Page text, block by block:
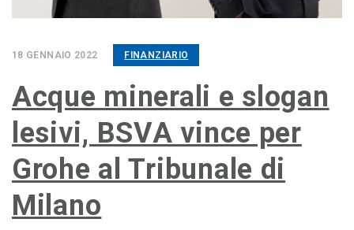
18 GENNAIO 2022 FINANZIARIO
Acque minerali e slogan
lesivi, BSVA vince per
Grohe al Tribunale di
Milano